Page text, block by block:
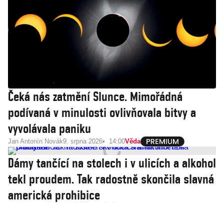
Čeká nás zatmění Slunce. Mimořádná
podívaná v minulosti ovlivňovala bitvy a
vyvolávala paniku
Jan Antonín Novák9. srpna 2026 14:00Věda
Dámy tančící na stolech i v ulicích a alkohol
tekl proudem. Tak radostně skončila slavná
americká prohibice